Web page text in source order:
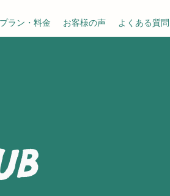
プラン・料金 お客様の声 よくある質問